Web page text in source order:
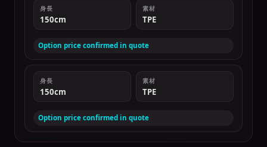
身長
150cm
素材
TPE
Option price confirmed in quote
身長
150cm
素材
TPE
Option price confirmed in quote